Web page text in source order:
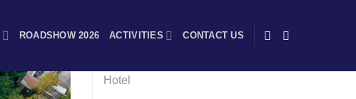
ROADSHOW 2026 ACTIVITIES CONTACT US
Hotel